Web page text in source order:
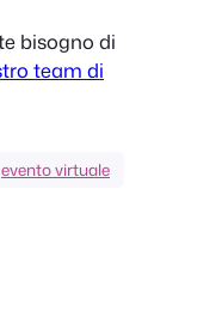
bisogno di
team di
evento virtuale